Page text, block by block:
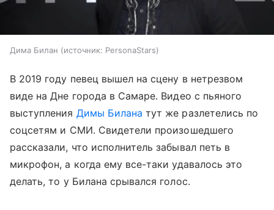
Дима Билан источник: PersonaStars
В 2019 году певец вышел на сцену в нетрезвом
виде на Дне города в Самаре. Видео с пьяного
выступления Димы Билана тут же разлетелись по
соцсетям и СМИ. Свидетели произошедшего
рассказали, что исполнитель забывал петь в
микрофон, а когда ему все-таки удавалось это
делать, то у Билана срывался голос.